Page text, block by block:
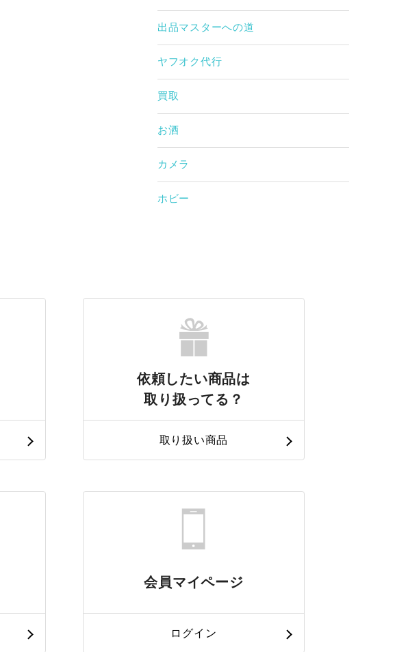
出品マスターへの道
ヤフオク代行
買取
お酒
カメラ
ホビー
依頼したい商品は
取り扱ってる？
取り扱い商品
会員マイページ
ログイン